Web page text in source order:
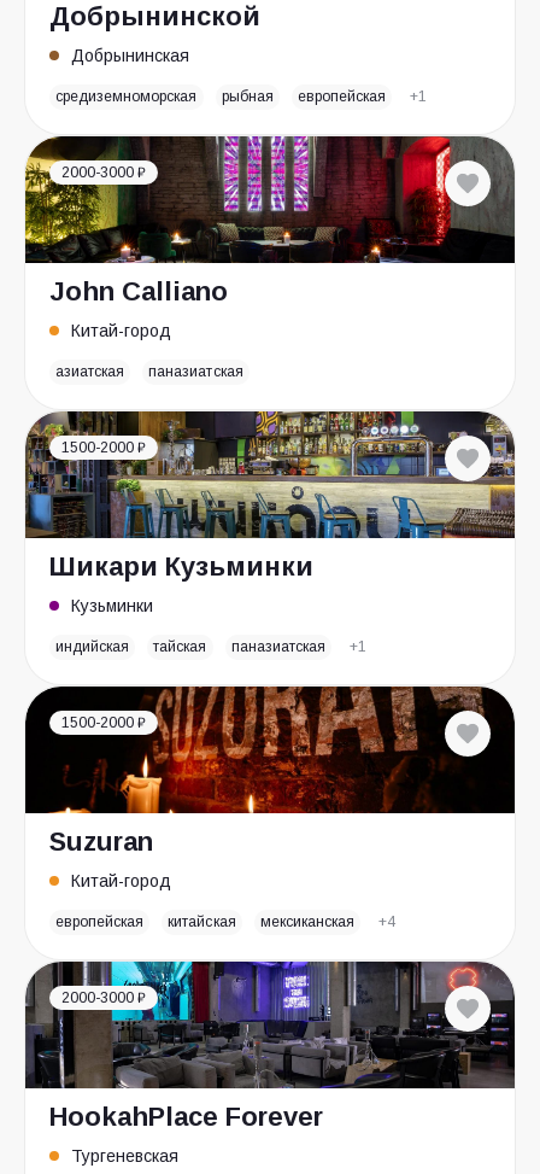
Добрынинской
Добрынинская
средиземноморская рыбная европейская +1
2000-3000 ₽
John Calliano
Китай-город
азиатская паназиатская
1500-2000 ₽
Шикари Кузьминки
Кузьминки
индийская тайская паназиатская +1
1500-2000 ₽
Suzuran
Китай-город
европейская китайская мексиканская +4
2000-3000 ₽
HookahPlace Forever
Тургеневская